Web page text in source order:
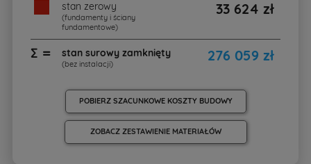
stan zerowy
(fundamenty i ściany
fundamentowe)
33 624 zł
∑ = stan surowy zamknięty
(bez instalacji) 276 059 zł
POBIERZ SZACUNKOWE KOSZTY BUDOWY
ZOBACZ ZESTAWIENIE MATERIAŁÓW